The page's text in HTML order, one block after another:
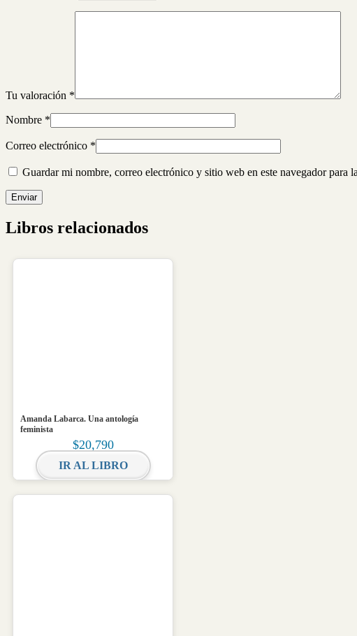
Tu valoración *
Nombre *
Correo electrónico *
Guardar mi nombre, correo electrónico y sitio web en este navegador para
Libros relacionados
Amanda Labarca. Una antología
feminista
$20,790
IR AL LIBRO